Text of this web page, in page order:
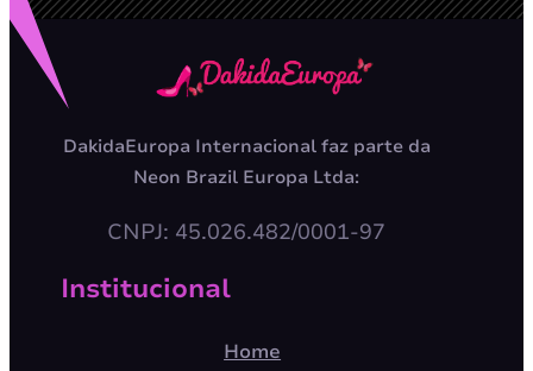
DakidaEuropa Internacional faz parte da
Neon Brazil Europa Ltda:
CNPJ: 45.026.482/0001-97
Institucional
Home